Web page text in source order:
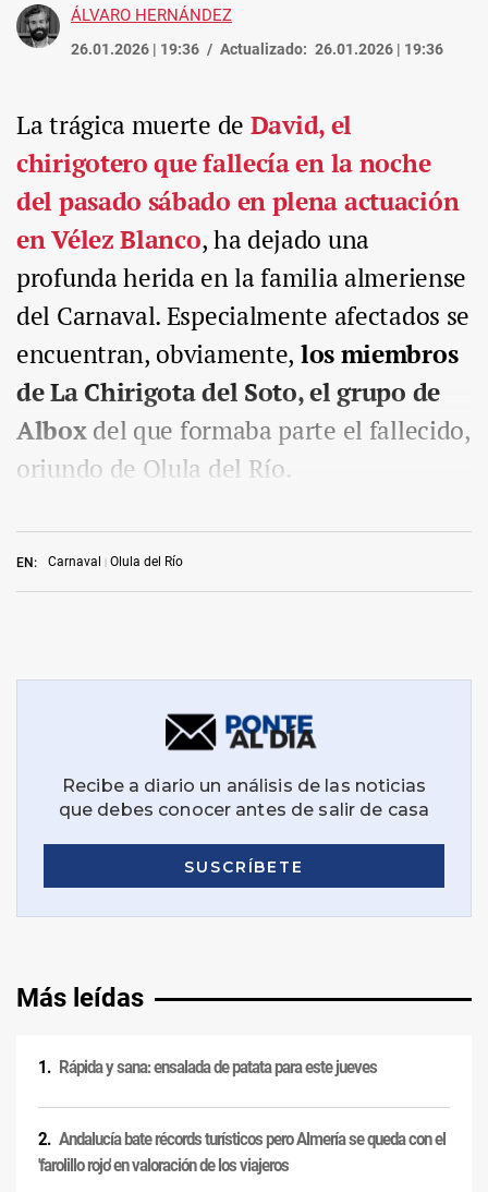
ÁLVARO HERNÁNDEZ
26.01.2026 | 19:36 Actualizado: 26.01.2026 | 19:36
EN: Carnaval Olula del Río
La trágica muerte de David, el
chirigotero que fallecía en la noche
del pasado sábado en plena actuación
en Vélez Blanco, ha dejado una
profunda herida en la familia almeriense
del Carnaval. Especialmente afectados se
encuentran, obviamente, los miembros
de La Chirigota del Soto, el grupo de
Alboxdel que formaba parte el fallecido,
oriundo de Olula del Río.
Más leídas
Rápida y sana: ensalada de patata para este jueves
Andalucía bate récords turísticos pero Almería se queda con el
'farolillo rojo' en valoración de los viajeros